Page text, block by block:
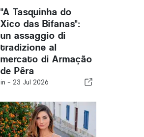
"A Tasquinha do
Xico das Bifanas":
un assaggio di
tradizione al
mercato di Armação
de Pêra
in - 23 Jul 2026